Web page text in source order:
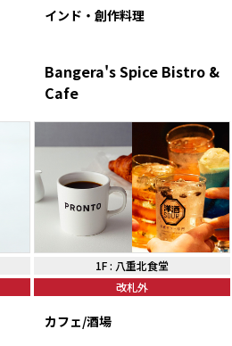
インド・創作料理
Bangera's Spice Bistro &
Cafe
1F: 八重北食堂
改札外
カフェ/酒場